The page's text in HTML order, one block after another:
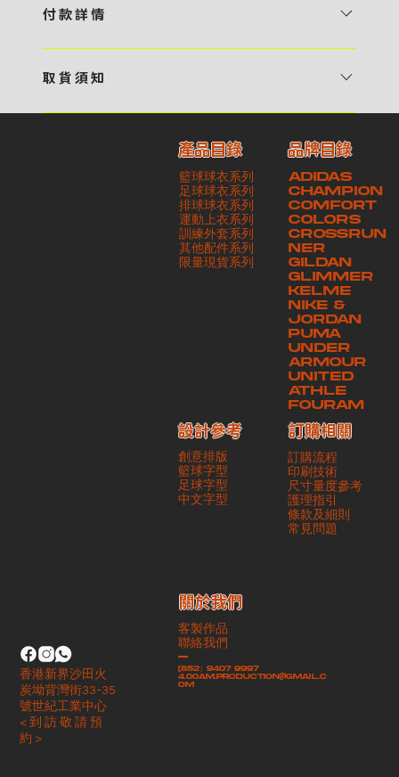
預 約 〉，參看官網上的商品目錄和作品照片去選擇心儀的款式，同時可
報價 貴客可透過電郵方式或 WhatsApp 平台提交定製資料，4AM 團
相關價目，貴客最終確認後將獲取正式完整單據，請安排繳付貨款訂金以
啟動貨品製作 4 / 商品印製 訂金核實後，4AM 團隊將隨即開始製作 5
/ 貨品提取 商品製作完成後，4AM 團隊將聯絡貴客安排貨款餘額及提取
貨品。貴客可選擇最適合的付款方式以及取貨安排
付 款 詳 情
・ Payme ・ 現金機入數 ・ 銀行櫃檯入數 ・ ATM自動櫃員機轉帳 ・
交易單據。如貴客欲更改電郵地址，請與 4AM 團隊聯絡 - 貴客的付款
記錄可透過電郵 或 WhatsApp平台（ 請註明訂單編號 ）交予4AM 團
隊核實有關款項 - 任何轉帳或換匯交易手續費等額外費用，一概不歸屬
本公司之責任 - 貴客請於收獲本公司正式訂購單據後 3 個工作天內安排
付款。如未能按期繳付所需款項，貴客須緻交因逾期所衍生之額外行政費
取 貨 須 知
請與4AM團隊職員聯絡預約取貨時間｜​ ・ GoGoVan ｜即日完成配送
服務｜運費由貴客現金支付司機｜ ・ 順豐速運 ｜貨件運送需要多於2－
3個工作天｜到付｜​ - 貴客請於貨品可取日起之 10 個工作天內安排提取
貨品，如逾期未取，本公司將不予保存相關貨品。有關貨款訂金將不予歸
還，貴客仍須負責貨款餘額 - 貴客請於收貨時小心核對貨品數量及檢查
貨品品質 - 基於 S.F. Express / GoGoVan 等託運商為第三方服務，
本公司將保證貨品安全到達第三方手中。如第三方在運送過程中引致任何
有關貨品之遺失、損毀、誤投或運送延誤，本公司一律不負責
產品目錄
籃球球衣系列
足球球衣系列
排球球衣系列
運動上衣系列
訓練外套系列
其他配件系列
​限量現貨系列
ADIDAS
CHAMPION
COMFORT
COLORS
CROSSRUN
NER
GILDAN
GLIMMER
KELME
NIKE &
JORDAN
PUMA
UNDER
ARMOUR
UNITED
ATHLE
FOURAM
品牌目錄
創意排版
籃球字型
足球字型
​中文字型
設計參考
訂購流程
印刷技術
尺寸量度參考
護理指引
條款及細則
​常見問題
訂購相關
客製作品
聯絡我們
-
(852）9407 9997
4.00am.production@gmail.c
om
​關於我們
香港新界沙田火
炭坳背灣街33-35
號世紀工業中心
< 到 訪 敬 請 預
約 >